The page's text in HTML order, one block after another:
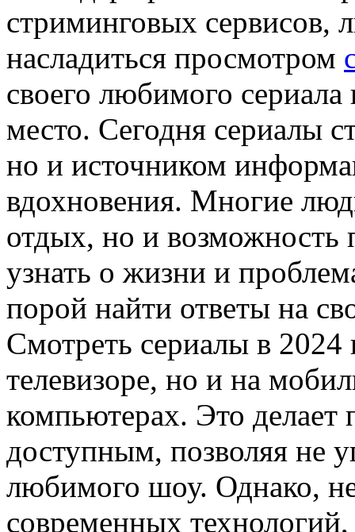
стриминговых
насладиться просмотром
своего любимого
место. Сегодня сериалы
но и источником
вдохновения. Многие
отдых, но и возможность
узнать о жизни и
порой найти ответы на
Смотреть сериалы в
телевизоре, но и на
компьютерах. Это
доступным, позволяя не
любимого шоу. Однако,
современных